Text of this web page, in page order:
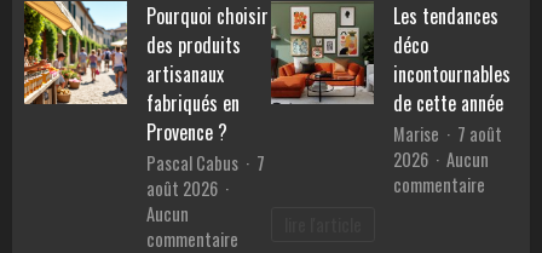
Pourquoi choisir
des produits
artisanaux
fabriqués en
Provence ?
Pascal Cabus
7
août 2026
Aucun
commentaire
Les tendances
déco
incontournables
de cette année
Marise
7 août
2026
Aucun
commentaire